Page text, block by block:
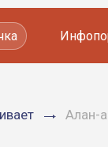
Алан-